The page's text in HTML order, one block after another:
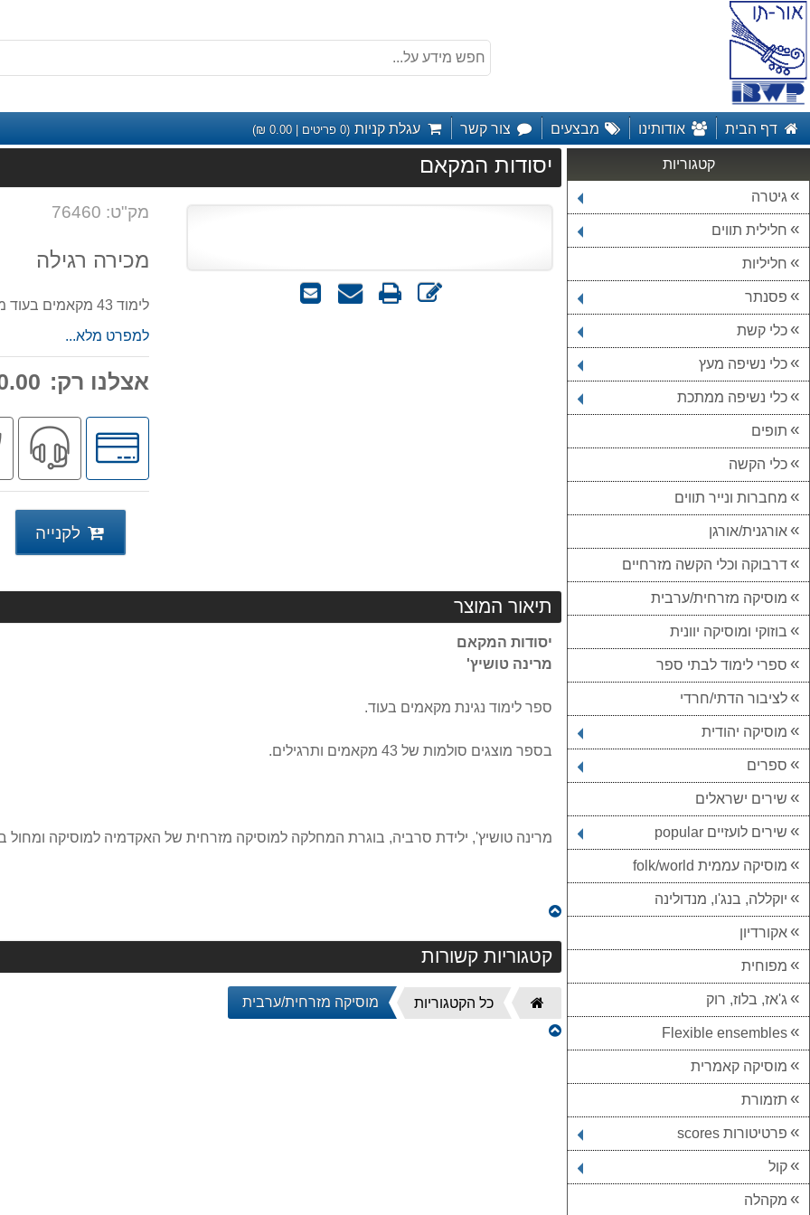
דף הבית אודותינו מבצעים צור קשר עגלת קניות (
0 פריטים |0.00
₪)
קטגוריות
גיטרה
חלילית תווים
חליליות
פסנתר
כלי קשת
כלי נשיפה מעץ
כלי נשיפה ממתכת
תופים
כלי הקשה
מחברות ונייר תווים
אורגנית/אורגן
דרבוקה וכלי הקשה מזרחיים
מוסיקה מזרחית/ערבית
בוזוקי ומוסיקה יוונית
ספרי לימוד לבתי ספר
לציבור הדתי/חרדי
מוסיקה יהודית
ספרים
שירים ישראלים
שירים לועזיים popular
מוסיקה עממית folk/world
יוקללה, בנג'ו, מנדולינה
אקורדיון
מפוחית
ג'אז, בלוז, רוק
Flexible ensembles
מוסיקה קאמרית
תזמורת
פרטיטורות scores
קול
מקהלה
יסודות המקאם
שלח
שאל
הדפס
כתוב
מק"ט: 76460
מכירה רגילה
לימוד 43 מקאמים בעוד מאת מרינה טושיץ'
למפרט מלא...
אצלנו רק: ₪
לחץ
לאפשרויות
תשלומים
לקנייה
תיאור המוצר
יסודות המקאם
מרינה טושיץ'
ספר לימוד נגינת מקאמים בעוד.
בספר מוצגים סולמות של 43 מקאמים ותרגילים.
מרינה טושיץ', ילידת סרביה, בוגרת המחלקה למוסיקה מזרחית של האקדמיה למוסיקה ומחול
קטגוריות קשורות
דף
הבית
כל הקטגוריות מוסיקה מזרחית/ערבית